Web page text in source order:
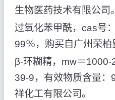
生物医药技术有限公司。
过氧化苯甲酰，cas号
99％，购买自广州荣柏
β-环糊精，mw＝
39-9，有效物质含量：
祥化工有限公司。